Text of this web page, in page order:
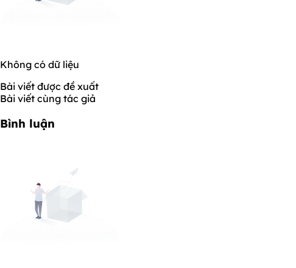
Không có dữ liệu
Bài viết được đề xuất
Bài viết cùng tác giả
Bình luận